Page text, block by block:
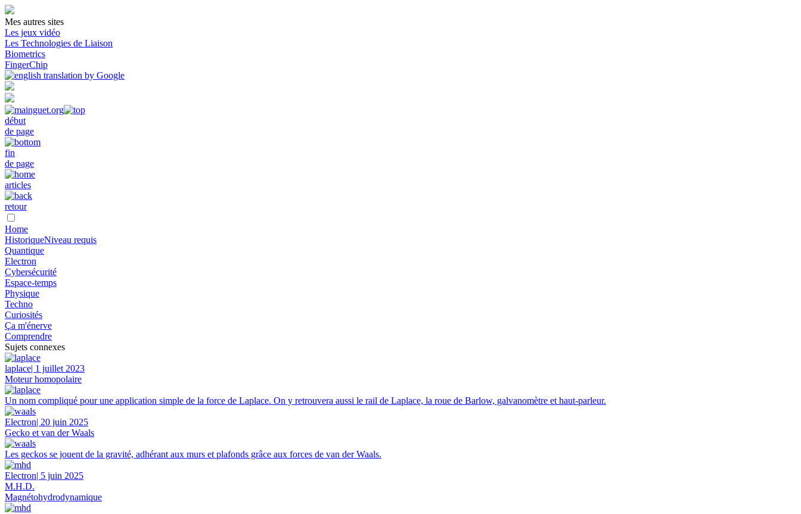
Mes autres sites
Les jeux vidéo
Les Technologies de Liaison
Biometrics
FingerChip
début
de page
fin
de page
articles
retour
Home
HistoriqueNiveau requis
Quantique
Electron
Cybersécurité
Espace-temps
Physique
Techno
Curiosités
Ça m'énerve
Comprendre
Sujets connexes
laplace| 1 juillet 2023
Moteur homopolaire
Un nom compliqué pour une application simple de la force de Laplace. On y retrouvera aussi le rail de Laplace, la roue de Barlow, galvanomètre et haut-parleur.
Electron| 20 juin 2025
Gecko et van der Waals
Les geckos se jouent de la gravité, adhérant aux murs et plafonds grâce aux forces de van der Waals.
Electron| 5 juin 2025
M.H.D.
Magnétohydrodynamique